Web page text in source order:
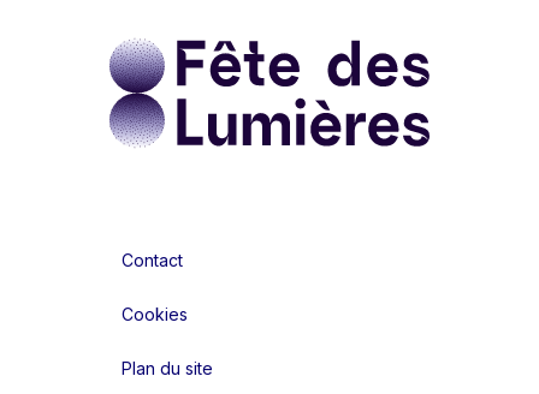
Contact
Cookies
Plan du site